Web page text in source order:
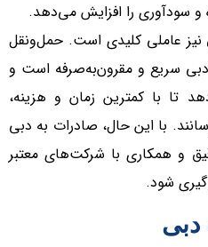
سودآوری را افزایش می‌دهد.
نیز عاملی کلیدی است. حمل‌ونقل
دبی سریع و مقرون‌به‌صرفه است و
تا با کمترین زمان و هزینه،
با این حال، صادرات به دبی
و همکاری با شرکت‌های معتبر
شود.
دبی